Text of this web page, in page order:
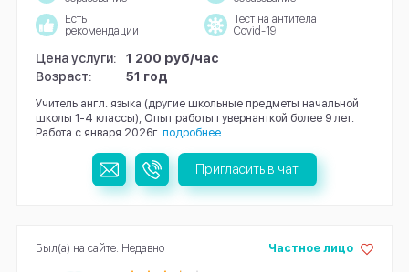
Есть
рекомендации
Тест на антитела
Covid-19
Цена услуги:
1 200 руб/час
Возраст:
51 год
Учитель англ. языка (другие школьные предметы начальной
школы 1-4 классы), Опыт работы гувернанткой более 9 лет.
Работа с января 2026г. подробнее
Пригласить в чат
Частное лицо
Был(а) на сайте: Недавно